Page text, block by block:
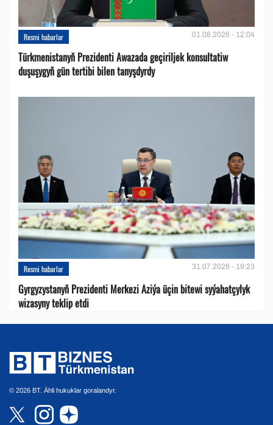
Resmi habarlar 01.08.2026 - 12:04
Türkmenistanyň Prezidenti Awazada geçiriljek konsultatiw
duşuşygyň gün tertibi bilen tanyşdyrdy
Resmi habarlar 31.07.2026 - 19:23
Gyrgyzystanyň Prezidenti Merkezi Aziýa üçin bitewi syýahatçylyk
wizasyny teklip etdi
© 2026 BT. Ähli hukuklar goralandyr.